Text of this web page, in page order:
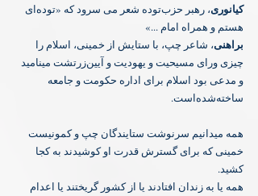
کیانوری
، رهبر حزب‌توده شعر می سرود که «توده‌ای
هستم و همراه امام ...»
‏براهنی، شاعر چپ، با ستایش از خمینی، اسلام را
چیزی ورای مسیحیت و یهودیت و آیین‌زرتشت مینامید
و مدعی بود اسلام برای اداره حکومت و جامعه
ساخته‌شده‌است.
همه میدانیم سرنوشت ستایندگان چپ و کمونیست
خمینی که برای گسترش قدرت او کوشیدند به کجا
کشید.
همه یا به زندان افتادند یا از کشور گریختند یا اعدام